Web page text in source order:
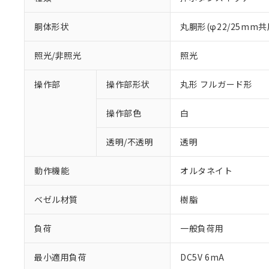
胴体形状 丸胴形(φ22/25mm共
照光/非照光 照光
操作部 操作部形状 丸形 フルガード形
操作部色 白
透明/不透明 透明
動作機能 オルタネイト
ベゼル材質 樹脂
負荷 一般負荷用
最小適用負荷 DC5V 6mA
※1 対応状況